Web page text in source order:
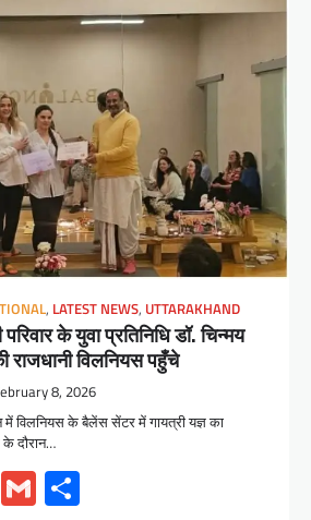
, LATEST NEWS, UTTARAKHAND
के युवा प्रतिनिधि डॉ. चिन्मय
राजधानी विलनियस पहुँचे
8, 2026
विलनियस के बैलेंस सेंटर में गायत्री यज्ञ का
दौरान…
Telegram
Gmail